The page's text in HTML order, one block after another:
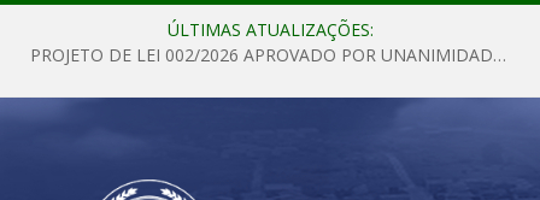
ÚLTIMAS ATUALIZAÇÕES:
PROJETO DE LEI 002/2026 APROVADO POR UNANIMIDADE EM SESSÃO ORDINÁRIA NESTA QUINTA – FEIRA 28 DE MAIO DE 2026